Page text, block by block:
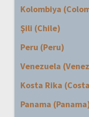
Kolombiya
Şili (Chile)
Peru (Peru)
Venezuela
Kosta Rika
Panama